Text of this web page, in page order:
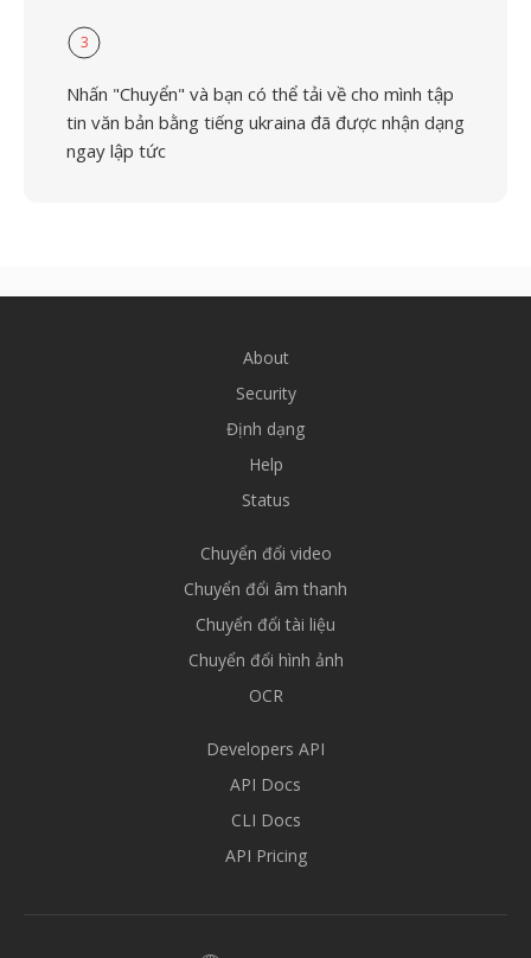
3
Nhấn "Chuyển" và bạn có thể tải về cho mình tập
tin văn bản bằng tiếng ukraina đã được nhận dạng
ngay lập tức
About
Security
Định dạng
Help
Status
Chuyển đổi video
Chuyển đổi âm thanh
Chuyển đổi tài liệu
Chuyển đổi hình ảnh
OCR
Developers API
API Docs
CLI Docs
API Pricing